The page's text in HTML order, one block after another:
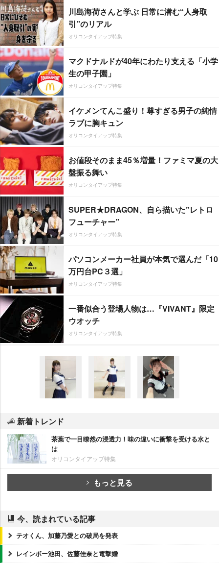
川島海荷さんと学ぶ 日常に潜む“人身取
引”のリアル
オリコンタイアップ特集
マクドナルドが40年にわたり支える「小学
生の甲子園」
オリコンタイアップ特集
イケメンてんこ盛り！尊すぎる男子の純情
ラブに胸キュン
オリコンタイアップ特集
お値段そのまま45％増量！ファミマ夏の大
盤振る舞い
オリコンタイアップ特集
SUPER★DRAGON、自ら描いた”レトロ
フューチャー”
オリコンタイアップ特集
パソコンメーカー社員が本気で選んだ「10
万円台PC３選」
オリコンタイアップ特集
一番似合う登場人物は…『VIVANT』限定
ウオッチ
オリコンタイアップ特集
新着トレンド
茶葉で一目瞭然の浸透力！味の違いに衝撃を受ける水と
は
オリコンタイアップ特集
もっと見る
今、読まれている記事
テオくん、加藤乃愛との破局を発表
レインボー池田、佐藤佳奈と電撃婚